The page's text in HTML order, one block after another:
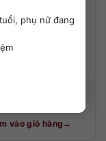
phụ nữ đang
de Dauzac
₫
vào giỏ hàng